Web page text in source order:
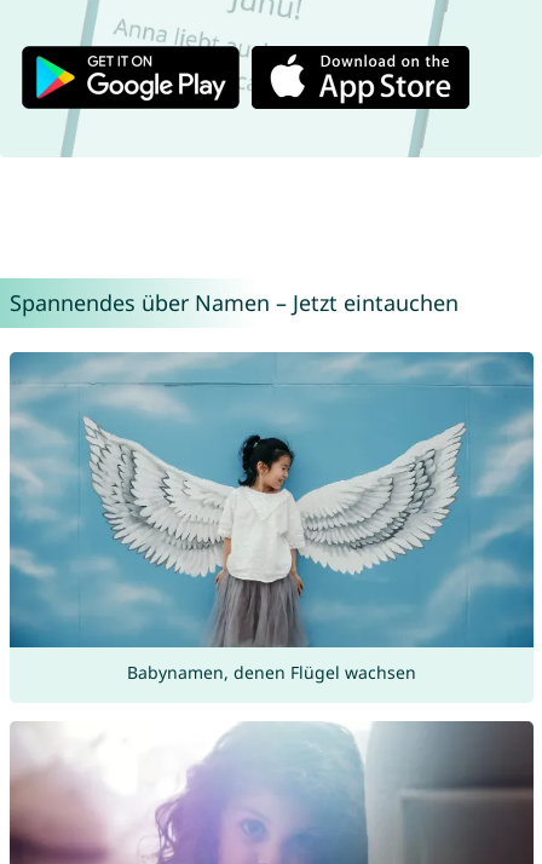
Spannendes über Namen – Jetzt eintauchen
Babynamen, denen Flügel wachsen